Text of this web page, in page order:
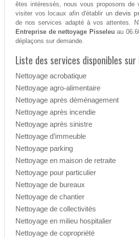
êtes intéressés, nous vous proposons de
visiter vos locaux afin d'établir undevis
de nos services adapté à vos attentes.
Entreprise de nettoyage Pisseleu au
déplaçons sur demande.
Liste des services disponibles sur
Nettoyage acrobatique
Nettoyage agro-alimentaire
Nettoyage après déménagement
Nettoyage après incendie
Nettoyage après sinistre
Nettoyage d’immeuble
Nettoyage parking
Nettoyage en maison de retraite
Nettoyage pour particulier
Nettoyage de bureaux
Nettoyage de chantier
Nettoyage de collectivités
Nettoyage en milieu hospitalier
Nettoyage de copropriété